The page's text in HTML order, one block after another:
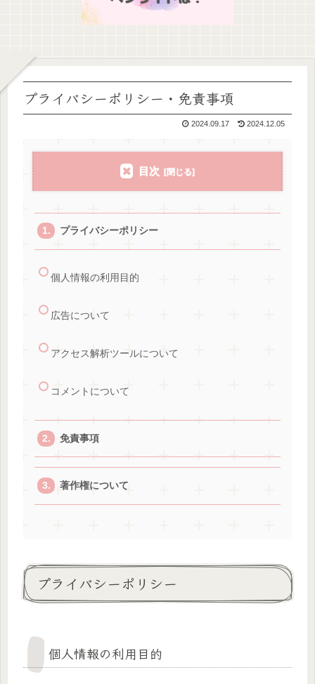
プライバシーポリシー・免責事項
2024.09.17 2024.12.05
目次
プライバシーポリシー
個人情報の利用目的
広告について
アクセス解析ツールについて
コメントについて
免責事項
著作権について
プライバシーポリシー
個人情報の利用目的